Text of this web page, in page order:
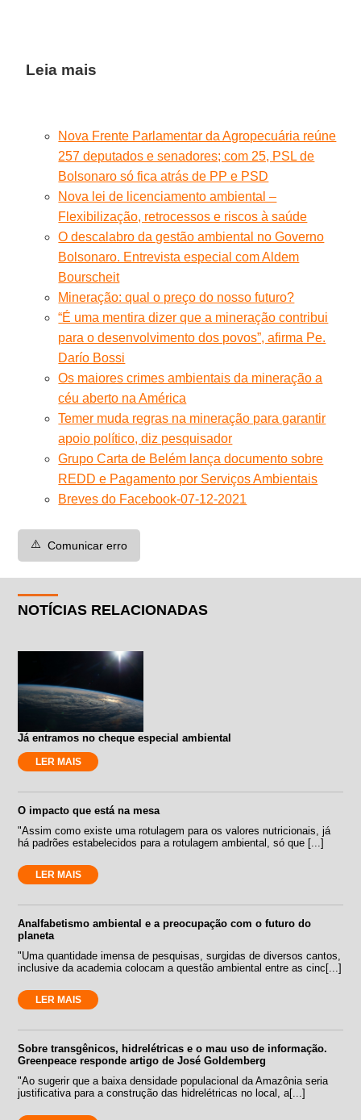
Leia mais
Nova Frente Parlamentar da Agropecuária reúne
257 deputados e senadores; com 25, PSL de
Bolsonaro só fica atrás de PP e PSD
Nova lei de licenciamento ambiental –
Flexibilização, retrocessos e riscos à saúde
O descalabro da gestão ambiental no Governo
Bolsonaro. Entrevista especial com Aldem
Bourscheit
Mineração: qual o preço do nosso futuro?
“É uma mentira dizer que a mineração contribui
para o desenvolvimento dos povos”, afirma Pe.
Darío Bossi
Os maiores crimes ambientais da mineração a
céu aberto na América
Temer muda regras na mineração para garantir
apoio político, diz pesquisador
Grupo Carta de Belém lança documento sobre
REDD e Pagamento por Serviços Ambientais
Breves do Facebook-07-12-2021
⚠️ Comunicar erro
NOTÍCIAS RELACIONADAS
Já entramos no cheque especial ambiental
LER MAIS
O impacto que está na mesa
"Assim como existe uma rotulagem para os valores nutricionais, já
há padrões estabelecidos para a rotulagem ambiental, só que [...]
LER MAIS
Analfabetismo ambiental e a preocupação com o futuro do
planeta
"Uma quantidade imensa de pesquisas, surgidas de diversos cantos,
inclusive da academia colocam a questão ambiental entre as cinc[...]
LER MAIS
Sobre transgênicos, hidrelétricas e o mau uso de informação.
Greenpeace responde artigo de José Goldemberg
"Ao sugerir que a baixa densidade populacional da Amazônia seria
justificativa para a construção das hidrelétricas no local, a[...]